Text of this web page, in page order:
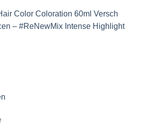
Color Coloration 60ml Versch
– #ReNewMix Intense Highlight